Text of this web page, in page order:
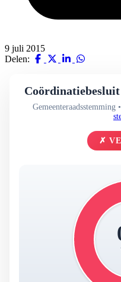
9 juli 2015
Delen:
Gemeenteraadsstemming
✗